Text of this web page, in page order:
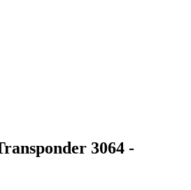
3064 -